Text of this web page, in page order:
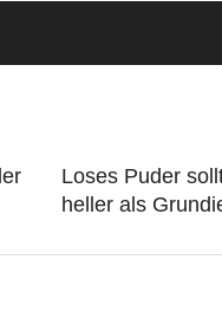
Loses Puder
heller als